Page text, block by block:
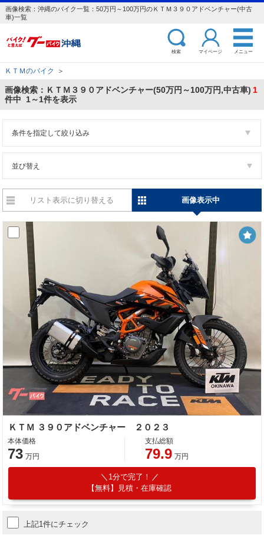
画像検索：沖縄のバイク一覧：50万円～100万円のＫＴＭ３９０アドベンチャー(中古
車)一覧
検索 マイページ メニュー
ＫＴＭのバイク ＞
画像検索：ＫＴＭ３９０アドベンチャー(50万円～100万円,中古車) 1
件中 1～1件を表示
条件を指定して絞り込み
並び替え
リスト表示に切り替える 画像表示中
ＫＴＭ ３９０アドベンチャー ２０２３
本体価格
73 万円
支払総額
79.9 万円
1分で完了！
【無料】見積・在庫確認
上記1件にチェック